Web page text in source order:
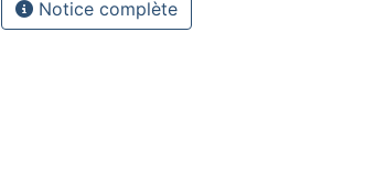
Notice complète